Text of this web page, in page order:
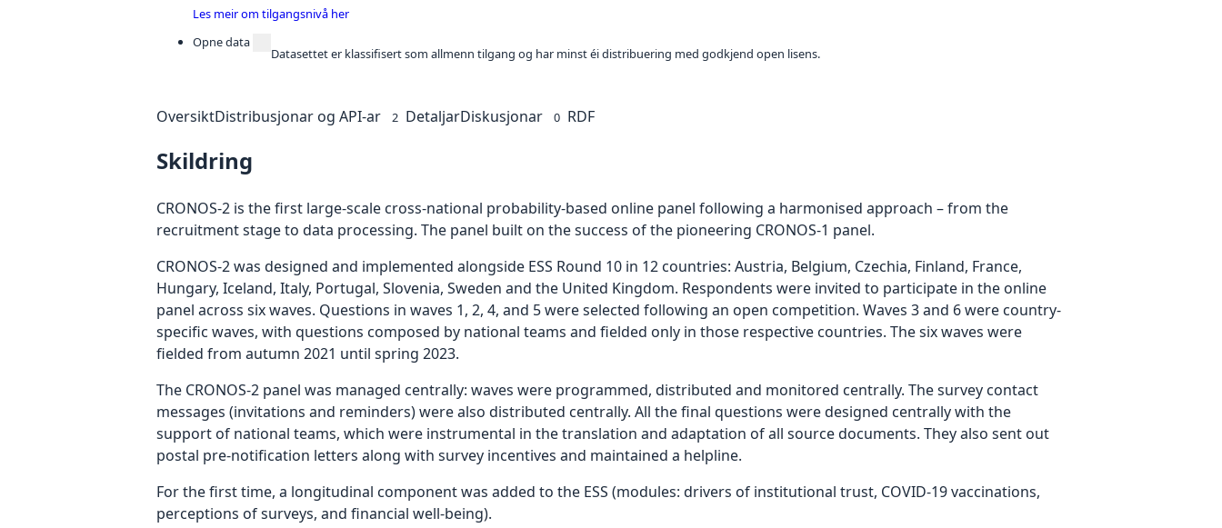
Les meir om tilgangsnivå her
Opne data
Datasettet er klassifisert som allmenn tilgang og har minst éi distribuering med godkjend open lisens.
OversiktDistribusjonar og API-ar 2 DetaljarDiskusjonar 0 RDF
Skildring
CRONOS-2 is the first large-scale cross-national probability-based online panel following a harmonised approach – from the
recruitment stage to data processing. The panel built on the success of the pioneering CRONOS-1 panel.
CRONOS-2 was designed and implemented alongside ESS Round 10 in 12 countries: Austria, Belgium, Czechia, Finland, France,
Hungary, Iceland, Italy, Portugal, Slovenia, Sweden and the United Kingdom. Respondents were invited to participate in the online
panel across six waves. Questions in waves 1, 2, 4, and 5 were selected following an open competition. Waves 3 and 6 were country-
specific waves, with questions composed by national teams and fielded only in those respective countries. The six waves were
fielded from autumn 2021 until spring 2023.
The CRONOS-2 panel was managed centrally: waves were programmed, distributed and monitored centrally. The survey contact
messages (invitations and reminders) were also distributed centrally. All the final questions were designed centrally with the
support of national teams, which were instrumental in the translation and adaptation of all source documents. They also sent out
postal pre-notification letters along with survey incentives and maintained a helpline.
For the first time, a longitudinal component was added to the ESS (modules: drivers of institutional trust, COVID-19 vaccinations,
perceptions of surveys, and financial well-being).